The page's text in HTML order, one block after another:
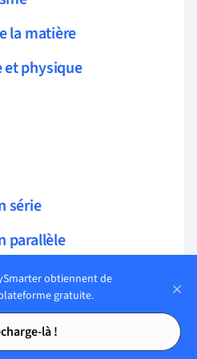
des matières
des matières
la matière
physique
série
parallèle
obtiennent de
gratuite.
là !